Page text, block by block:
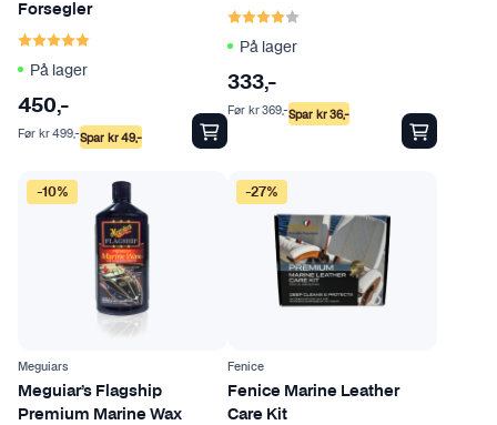
Forsegler
Karakter:
På lager
450,-
Spar kr49,-
Før kr499,-
Karakter:
På lager
333,-
Spar kr36,-
Før kr369,-
-10%
Meguiars
Meguiar’s Flagship
Premium Marine Wax
-27%
Fenice
Fenice Marine Leather
Care Kit